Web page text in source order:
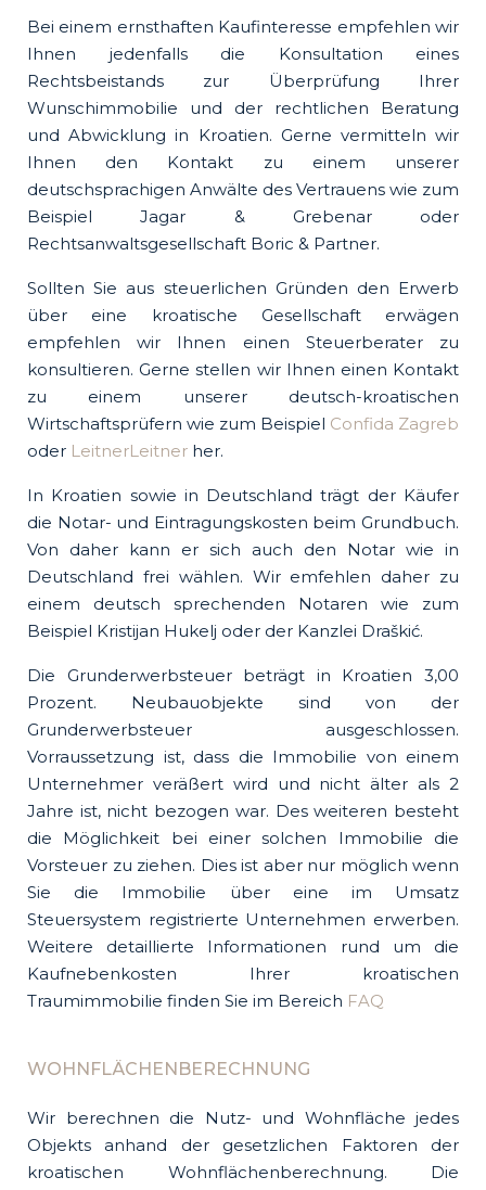
Bei einem ernsthaften Kaufinteresse empfehlen wir
Ihnen jedenfalls die Konsultation eines
Rechtsbeistands zur Überprüfung Ihrer
Wunschimmobilie und der rechtlichen Beratung
und Abwicklung in Kroatien. Gerne vermitteln wir
Ihnen den Kontakt zu einem unserer
deutschsprachigen Anwälte des Vertrauens wie zum
Beispiel Jagar & Grebenar oder
Rechtsanwaltsgesellschaft Boric & Partner.
Sollten Sie aus steuerlichen Gründen den Erwerb
über eine kroatische Gesellschaft erwägen
empfehlen wir Ihnen einen Steuerberater zu
konsultieren. Gerne stellen wir Ihnen einen Kontakt
zu einem unserer deutsch-kroatischen
Wirtschaftsprüfern wie zum Beispiel Confida Zagreb
oder LeitnerLeitner her.
In Kroatien sowie in Deutschland trägt der Käufer
die Notar- und Eintragungskosten beim Grundbuch.
Von daher kann er sich auch den Notar wie in
Deutschland frei wählen. Wir emfehlen daher zu
einem deutsch sprechenden Notaren wie zum
Beispiel Kristijan Hukelj oder der Kanzlei Draškić.
Die Grunderwerbsteuer beträgt in Kroatien 3,00
Prozent. Neubauobjekte sind von der
Grunderwerbsteuer ausgeschlossen.
Vorraussetzung ist, dass die Immobilie von einem
Unternehmer veräßert wird und nicht älter als 2
Jahre ist, nicht bezogen war. Des weiteren besteht
die Möglichkeit bei einer solchen Immobilie die
Vorsteuer zu ziehen. Dies ist aber nur möglich wenn
Sie die Immobilie über eine im Umsatz
Steuersystem registrierte Unternehmen erwerben.
Weitere detaillierte Informationen rund um die
Kaufnebenkosten Ihrer kroatischen
Traumimmobilie finden Sie im Bereich FAQ
WOHNFLÄCHENBERECHNUNG
Wir berechnen die Nutz- und Wohnfläche jedes
Objekts anhand der gesetzlichen Faktoren der
kroatischen Wohnflächenberechnung. Die